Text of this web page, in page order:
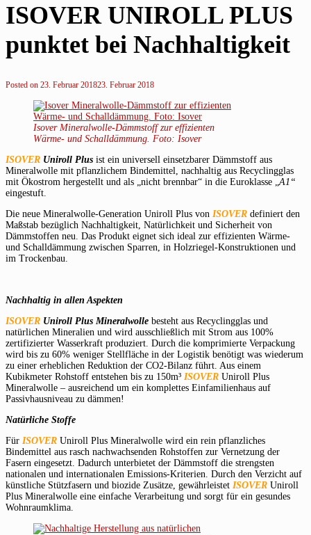
ISOVER UNIROLL PLUS
punktet bei Nachhaltigkeit
Posted on 23. Februar 201823. Februar 2018
Isover Mineralwolle-Dämmstoff zur effizienten
Wärme- und Schalldämmung. Foto: Isover
ISOVER Uniroll Plus ist ein universell einsetzbarer Dämmstoff aus
Mineralwolle mit pflanzlichem Bindemittel, nachhaltig aus Recyclingglas
mit Ökostrom hergestellt und als „nicht brennbar“ in die Euroklasse „ A1“
eingestuft.
Die neue Mineralwolle-Generation Uniroll Plus von ISOVER definiert den
Maßstab bezüglich Nachhaltigkeit, Natürlichkeit und Sicherheit von
Dämmstoffen neu. Das Produkt eignet sich ideal zur effizienten Wärme-
und Schalldämmung zwischen Sparren, in Holzriegel-Konstruktionen und
im Trockenbau.
Nachhaltig in allen Aspekten
ISOVER Uniroll Plus Mineralwolle besteht aus Recyclingglas und
natürlichen Mineralien und wird ausschließlich mit Strom aus 100%
zertifizierter Wasserkraft produziert. Durch die komprimierte Verpackung
wird bis zu 60% weniger Stellfläche in der Logistik benötigt was wiederum
zu einer erheblichen Reduktion der CO2-Bilanz führt. Aus einem
Kubikmeter Rohstoff entstehen bis zu 150m³ ISOVER Uniroll Plus
Mineralwolle – ausreichend um ein komplettes Einfamilienhaus auf
Passivhausniveau zu dämmen!
Natürliche Stoffe
Für ISOVER Uniroll Plus Mineralwolle wird ein rein pflanzliches
Bindemittel aus rasch nachwachsenden Rohstoffen zur Vernetzung der
Fasern eingesetzt. Dadurch unterbietet der Dämmstoff die strengsten
nationalen und internationalen Emissions-Kriterien. Durch den Verzicht auf
künstliche Stützfasern und biozide Zusätze, gewährleistet ISOVER Uniroll
Plus Mineralwolle eine einfache Verarbeitung und sorgt für ein gesundes
Wohnraumklima.